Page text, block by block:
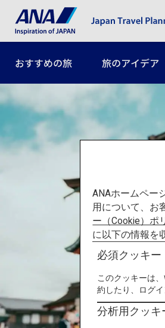
おすすめの旅 旅のアイデア
ANAホームペー
用について、お
ー（Cookie）ポ
に以下の情報を
必須クッキー
このクッキーは
約したり、ログ
分析用クッキ